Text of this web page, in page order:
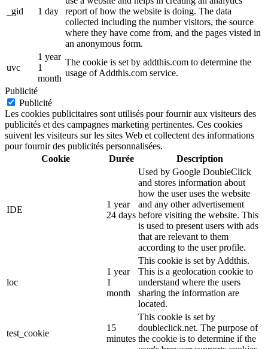
_gid 1 day
report of how the website is doing. The data
collected including the number visitors, the source
where they have come from, and the pages visted in
an anonymous form.
uvc
1 year
1
month
The cookie is set by addthis.com to determine the
usage of Addthis.com service.
Publicité
Publicité
Les cookies publicitaires sont utilisés pour fournir aux visiteurs des
publicités et des campagnes marketing pertinentes. Ces cookies
suivent les visiteurs sur les sites Web et collectent des informations
pour fournir des publicités personnalisées.
Cookie
Durée Description
IDE
1 year
24 days
Used by Google DoubleClick
and stores information about
how the user uses the website
and any other advertisement
before visiting the website. This
is used to present users with ads
that are relevant to them
according to the user profile.
loc
1 year
1
month
This cookie is set by Addthis.
This is a geolocation cookie to
understand where the users
sharing the information are
located.
test_cookie
15
minutes
This cookie is set by
doubleclick.net. The purpose of
the cookie is to determine if the